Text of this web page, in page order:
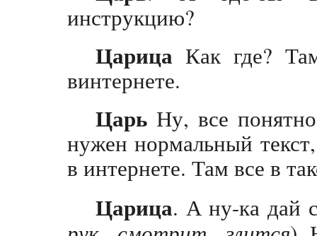
инструкцию?
Царица Как где?
винтернете.
Царь Ну, все
нужен нормальный
в интернете. Там все в
Царица. А ну-ка дай